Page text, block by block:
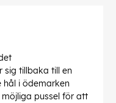
sig tillbaka till en
hål i ödemarken
möjliga pussel för att